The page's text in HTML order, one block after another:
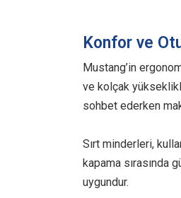
Konfor ve
Mustang’in
ve kolçak
sohbet ederken
Sırt minderleri,
kapama sırasında
uygundur.